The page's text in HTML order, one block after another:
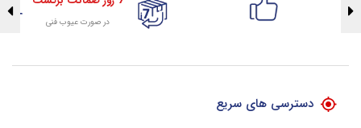
در صورت عیوب فنی
دسترسی های سریع